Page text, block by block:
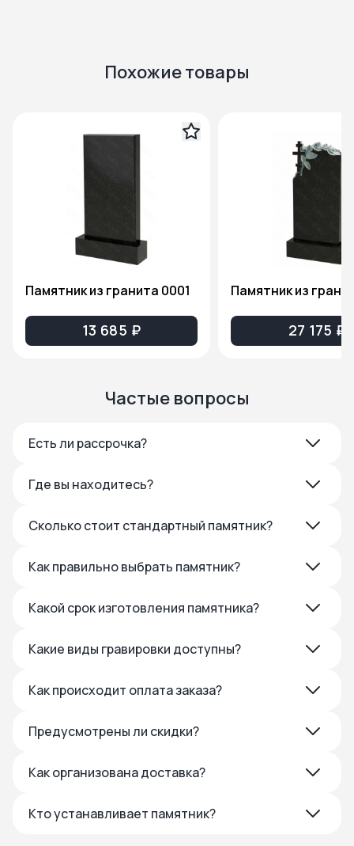
Похожие товары
Памятник из гранита 0001
13 685 ₽ 27 175 ₽
Частые вопросы
Есть ли рассрочка?
Где вы находитесь?
Сколько стоит стандартный памятник?
Как правильно выбрать памятник?
Какой срок изготовления памятника?
Какие виды гравировки доступны?
Как происходит оплата заказа?
Предусмотрены ли скидки?
Как организована доставка?
Кто устанавливает памятник?